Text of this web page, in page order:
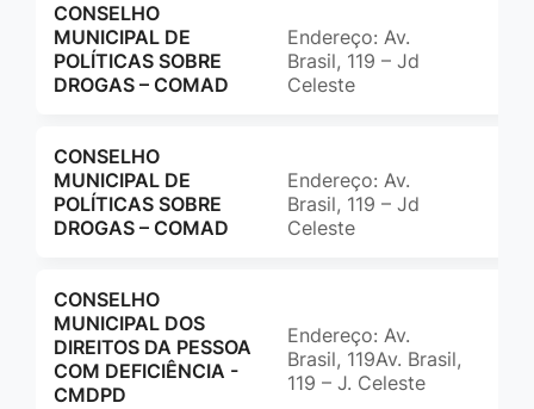
CONSELHO
MUNICIPAL DE
POLÍTICAS SOBRE
DROGAS – COMAD
Endereço: Av.
Brasil, 119 – Jd
Celeste
CONSELHO
MUNICIPAL DE
POLÍTICAS SOBRE
DROGAS – COMAD
Endereço: Av.
Brasil, 119 – Jd
Celeste
CONSELHO
MUNICIPAL DOS
DIREITOS DA PESSOA
COM DEFICIÊNCIA -
CMDPD
Endereço: Av.
Brasil, 119Av. Brasil,
119 – J. Celeste